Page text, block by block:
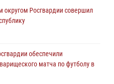
Росгвардии совершил
обеспечили
матча по футболу в